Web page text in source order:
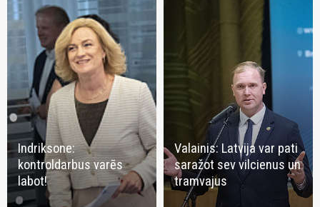
Indriksone:
kontroldarbus varēs
labot!
Valainis: Latvija var pati
saražot sev vilcienus un
tramvajus